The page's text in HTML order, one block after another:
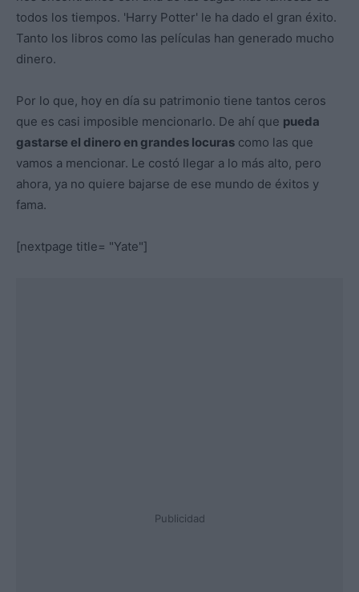
todos los tiempos. 'Harry Potter' le ha dado el gran éxito.
Tanto los libros como las películas han generado mucho
dinero.
Por lo que, hoy en día su patrimonio tiene tantos ceros
que es casi imposible mencionarlo. De ahí que pueda
gastarse el dinero en grandes locuras como las que
vamos a mencionar. Le costó llegar a lo más alto, pero
ahora, ya no quiere bajarse de ese mundo de éxitos y
fama.
[nextpage title= "Yate"]
Publicidad